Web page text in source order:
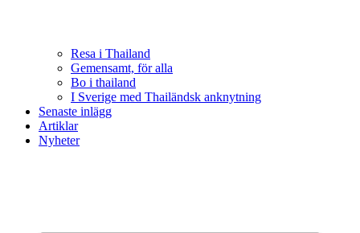
Resa i Thailand
Gemensamt, för alla
Bo i thailand
I Sverige med Thailändsk anknytning
Senaste inlägg
Artiklar
Nyheter